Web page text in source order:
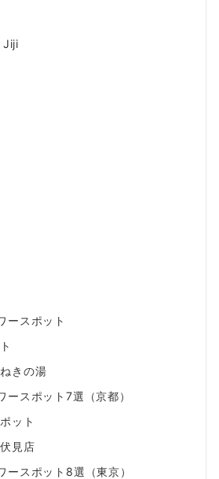
Jiji
ースポット
きの湯
スポット7選（京都）
ット
見店
スポット8選（東京）